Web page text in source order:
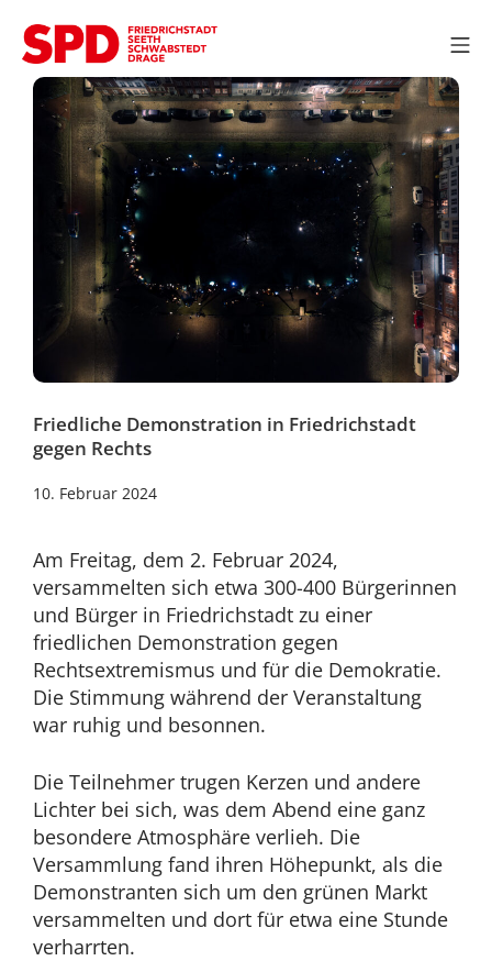
Inhalt
springenSPD OV Friedrichstadt
Friedliche Demonstration in Friedrichstadt
gegen Rechts
10. Februar 202410.
Am Freitag, dem 2. Februar 2024,
versammelten sich etwa 300-400 Bürgerinnen
und Bürger in Friedrichstadt zu einer
friedlichen Demonstration gegen
Rechtsextremismus und für die Demokratie.
Die Stimmung während der Veranstaltung
war ruhig und besonnen.
Die Teilnehmer trugen Kerzen und andere
Lichter bei sich, was dem Abend eine ganz
besondere Atmosphäre verlieh. Die
Versammlung fand ihren Höhepunkt, als die
Demonstranten sich um den grünen Markt
versammelten und dort für etwa eine Stunde
verharrten.